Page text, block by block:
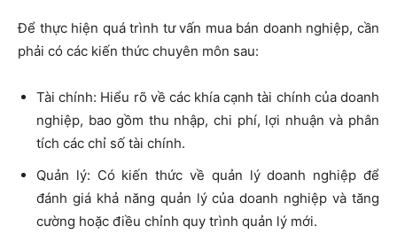
Để thực hiện quá trình tư vấn mua bán doanh nghiệp, cần
phải có các kiến thức chuyên môn sau:
Tài chính: Hiểu rõ về các khía cạnh tài chính của doanh
nghiệp, bao gồm thu nhập, chi phí, lợi nhuận và phân
tích các chỉ số tài chính.
Quản lý: Có kiến thức về quản lý doanh nghiệp để
đánh giá khả năng quản lý của doanh nghiệp và tăng
cường hoặc điều chỉnh quy trình quản lý mới.